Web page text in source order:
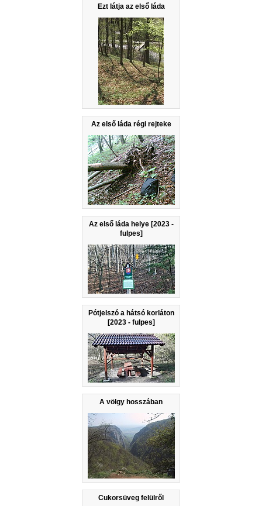
Ezt látja az első láda
Az első láda régi rejteke
Az első láda helye [2023 -
fulpes]
Pótjelszó a hátsó korláton
[2023 - fulpes]
A völgy hosszában
Cukorsüveg felülről